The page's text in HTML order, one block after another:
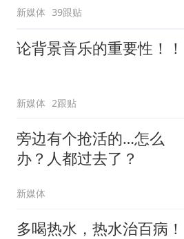
新媒体 39跟贴
论背景音乐的重要性！！
新媒体 2跟贴
旁边有个抢活的…怎么
办？人都过去了？
新媒体
多喝热水，热水治百病！